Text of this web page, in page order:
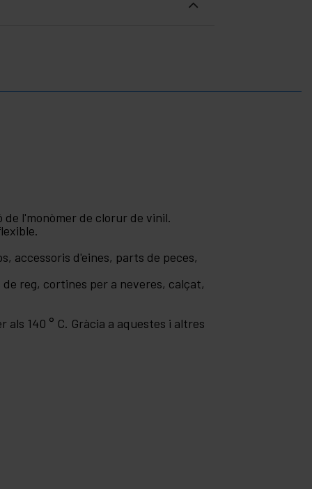
l'monòmer de clorur de vinil.
accessoris d'eines, parts de peces,
reg, cortines per a neveres, calçat,
140 ° C. Gràcia a aquestes i altres